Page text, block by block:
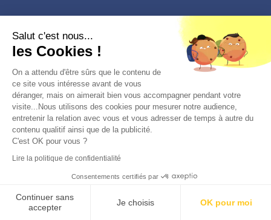
LIENS UTILES
FAQ - Besoin d'aide
Aides financement
Calendrier scolaire
Les avis sur Totemia
Espace partenaire
Salut c'est nous...
les Cookies !
On a attendu d'être sûrs que le contenu de
ce site vous intéresse avant de vous
déranger, mais on aimerait bien vous accompagner pendant votre
visite...Nous utilisons des cookies pour mesurer notre audience,
entretenir la relation avec vous et vous adresser de temps à autre du
contenu qualitif ainsi que de la publicité.
C'est OK pour vous ?
Lire la politique de confidentialité
Consentements certifiés par
Continuer sans
accepter
Je choisis OK pour moi